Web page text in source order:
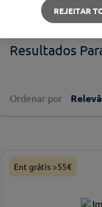
xiaomi
3º uriage
Imperial
Ordenar por
Ent grátis >55€
REJEITAR